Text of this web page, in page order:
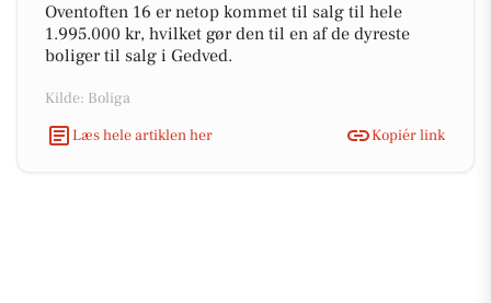
Oventoften 16 er netop kommet til salg til hele
1.995.000 kr, hvilket gør den til en af de dyreste
boliger til salg i Gedved.
Kilde: Boliga
Læs hele artiklen her
Kopiér link